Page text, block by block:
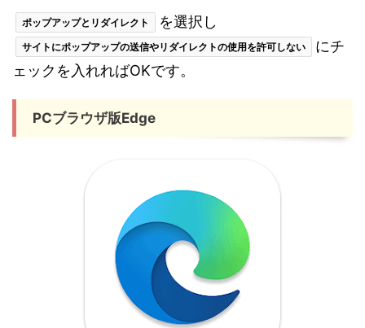
ポップアップとリダイレクト を選択し
サイトにポップアップの送信やリダイレクトの使用を許可しない
にチ
ェックを入れればOKです。
PCブラウザ版Edge